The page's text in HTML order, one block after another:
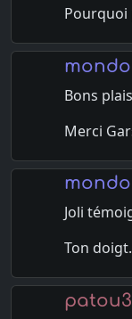
Pourquoi
Bons
Merci
Joli
Ton